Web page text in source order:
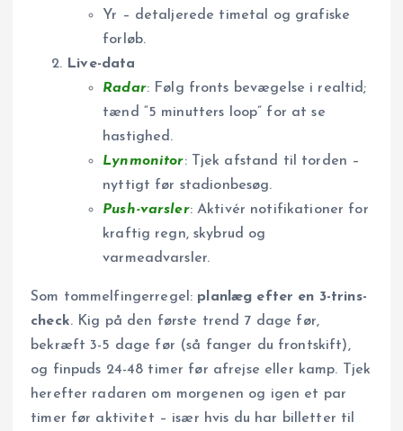
Yr – detaljerede timetal og grafiske
forløb.
Live-data
Radar: Følg fronts bevægelse i realtid;
tænd “5 minutters loop” for at se
hastighed.
Lynmonitor: Tjek afstand til torden –
nyttigt før stadionbesøg.
Push-varsler: Aktivér notifikationer for
kraftig regn, skybrud og
varmeadvarsler.
Som tommelfingerregel: planlæg efter en 3-trins-
check. Kig på den første trend 7 dage før,
bekræft 3-5 dage før (så fanger du fronts­kift),
og finpuds 24-48 timer før afrejse eller kamp. Tjek
herefter radaren om morgenen og igen et par
timer før aktivitet – især hvis du har billetter til